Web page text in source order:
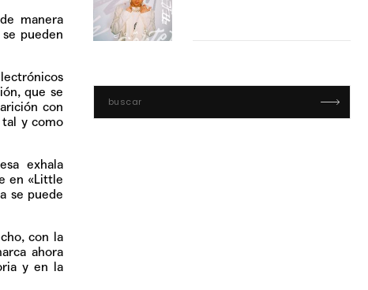
manera
pueden
que se
con
tal y como
exhala
en «Little
se puede
con la
ahora
y en la